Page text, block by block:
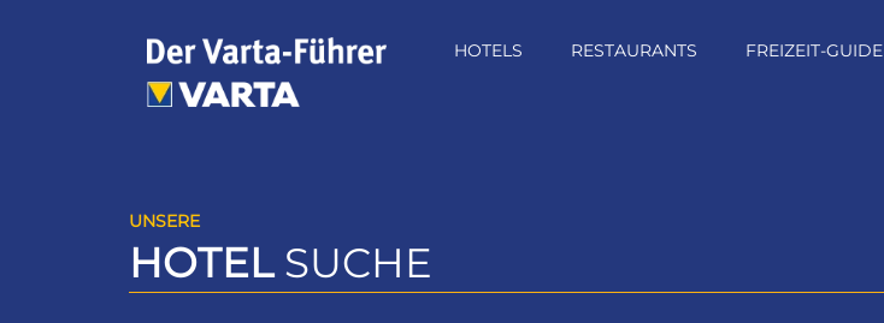
HOTELS RESTAURANTS FREIZEIT-GUIDE
UNSERE
HOTELSUCHE